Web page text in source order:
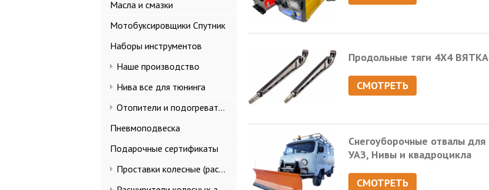
Масла и смазки
Мотобуксировщики Спутник
Наборы инструментов
Наше производство
Нива все для тюнинга
Отопители и подогреватели
Пневмоподвеска
Подарочные сертификаты
Проставки колесные (расширители колеи)
Продольные тяги 4Х4 ВЯТКА
СМОТРЕТЬ
Снегоуборочные отвалы для
УАЗ, Нивы и квадроцикла
СМОТРЕТЬ